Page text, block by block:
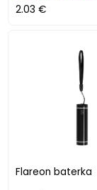
2.03 €
Flareon baterka